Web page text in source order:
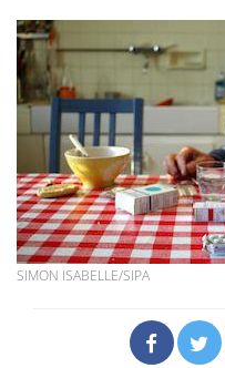
SIMON ISABELLE/SIPA